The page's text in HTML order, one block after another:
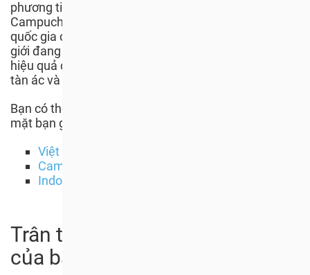
phương tiện truyền thông chính tại Việt Nam,
Campuchia và Indonesia, kêu gọi các nguyên thủ
quốc gia chú ý đến 1 triệu người từ khắp nơi trên thế
giới đang kiến nghị họ có hành động nhanh chóng và
hiệu quả chống lại nạn buôn bán, nhằm chấm dứt sự
tàn ác và bảo vệ sức khỏe con người và động vật .
Bạn có thể đọc những bức thư ngỏ mà chúng tôi thay
mặt bạn gửi tại đây:
Việt Nam
Campuchia
Indonesia
Trân trọng cảm ơn sự ủng hộ
của bạn